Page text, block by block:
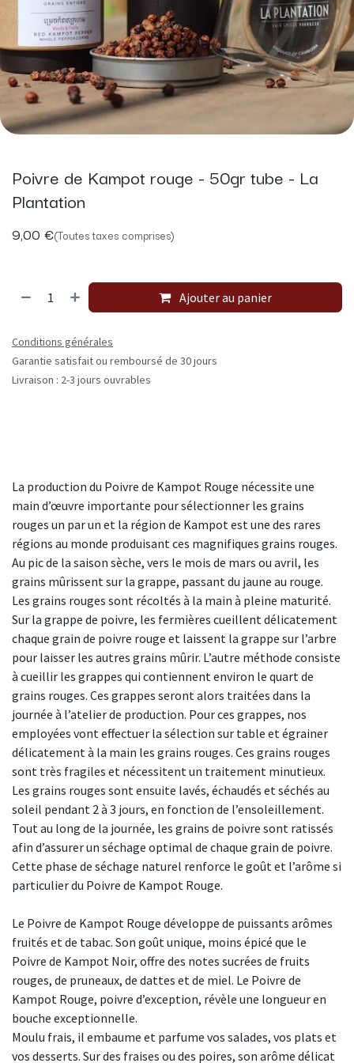
Poivre de Kampot rouge - 50gr tube - La
Plantation
9,00 €(Toutes taxes comprises)
Ajouter au panier
Conditions générales
Garantie satisfait ou remboursé de 30 jours
Livraison : 2-3 jours ouvrables
La production du Poivre de Kampot Rouge nécessite une
main d’œuvre importante pour sélectionner les grains
rouges un par un et la région de Kampot est une des rares
régions au monde produisant ces magnifiques grains rouges.
Au pic de la saison sèche, vers le mois de mars ou avril, les
grains mûrissent sur la grappe, passant du jaune au rouge.
Les grains rouges sont récoltés à la main à pleine maturité.
Sur la grappe de poivre, les fermières cueillent délicatement
chaque grain de poivre rouge et laissent la grappe sur l’arbre
pour laisser les autres grains mûrir. L’autre méthode consiste
à cueillir les grappes qui contiennent environ le quart de
grains rouges. Ces grappes seront alors traitées dans la
journée à l’atelier de production. Pour ces grappes, nos
employées vont effectuer la sélection sur table et égrainer
délicatement à la main les grains rouges. Ces grains rouges
sont très fragiles et nécessitent un traitement minutieux.
Les grains rouges sont ensuite lavés, échaudés et séchés au
soleil pendant 2 à 3 jours, en fonction de l’ensoleillement.
Tout au long de la journée, les grains de poivre sont ratissés
afin d’assurer un séchage optimal de chaque grain de poivre.
Cette phase de séchage naturel renforce le goût et l’arôme si
particulier du Poivre de Kampot Rouge.
Le Poivre de Kampot Rouge développe de puissants arômes
fruités et de tabac. Son goût unique, moins épicé que le
Poivre de Kampot Noir, offre des notes sucrées de fruits
rouges, de pruneaux, de dattes et de miel. Le Poivre de
Kampot Rouge, poivre d’exception, révèle une longueur en
bouche exceptionnelle.
Moulu frais, il embaume et parfume vos salades, vos plats et
vos desserts. Sur des fraises ou des poires, son arôme délicat